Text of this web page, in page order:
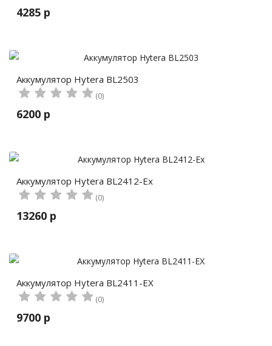
4285 р
Аккумулятор Hytera BL2503
(0)
6200 р
Аккумулятор Hytera BL2412-Ex
(0)
13260 р
Аккумулятор Hytera BL2411-EX
(0)
9700 р